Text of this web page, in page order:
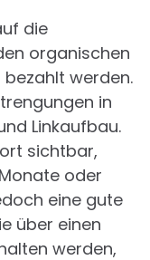
die
organischen
werden.
in
Linkaufbau.
sichtbar,
oder
eine gute
über einen
werden,